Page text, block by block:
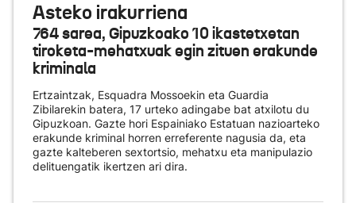
Asteko irakurriena
764 sarea, Gipuzkoako 10 ikastetxetan
tiroketa-mehatxuak egin zituen erakunde
kriminala
Ertzaintzak, Esquadra Mossoekin eta Guardia
Zibilarekin batera, 17 urteko adingabe bat atxilotu du
Gipuzkoan. Gazte hori Espainiako Estatuan nazioarteko
erakunde kriminal horren erreferente nagusia da, eta
gazte kalteberen sextortsio, mehatxu eta manipulazio
delituengatik ikertzen ari dira.